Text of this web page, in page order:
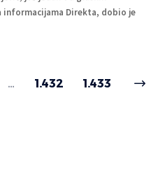
informacijama Direkta, dobio je
… 1.432 1.433